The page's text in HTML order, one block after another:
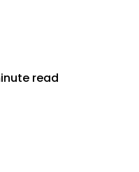
read